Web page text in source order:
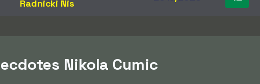
Radnicki Nis
Nikola Cumic